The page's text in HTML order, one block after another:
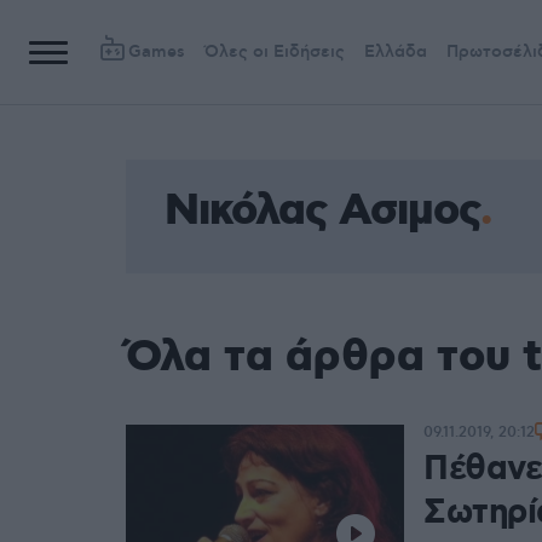
Games Όλες οι Ειδήσεις Ελλάδα
Νικόλας Ασιμος
Όλα τα άρθρα του
09.11.2019, 20:12